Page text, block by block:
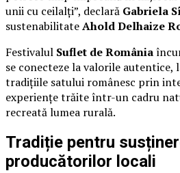
unii cu ceilalți”, declară Gabriela
sustenabilitateAhold Delhaize
Festivalul Suflet de România
se conecteze la valorile autentice,
tradițiile satului românesc prin
experiențe trăite într-un cadru
recreată lumea rurală.
Tradiție pentru
producătorilor locali